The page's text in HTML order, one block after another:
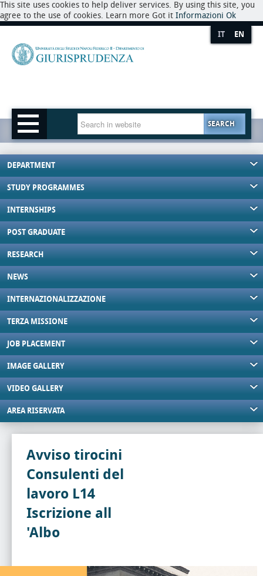
This site uses cookies to help deliver services. By using this site, you
agree to the use of cookies. Learn more Got it Informazioni Ok
IT EN
SEARCH
DEPARTMENT
STUDY PROGRAMMES
INTERNSHIPS
POST GRADUATE
RESEARCH
NEWS
INTERNAZIONALIZZAZIONE
TERZA MISSIONE
JOB PLACEMENT
IMAGE GALLERY
VIDEO GALLERY
AREA RISERVATA
Avviso tirocini
Consulenti del
lavoro L14
Iscrizione all
'Albo